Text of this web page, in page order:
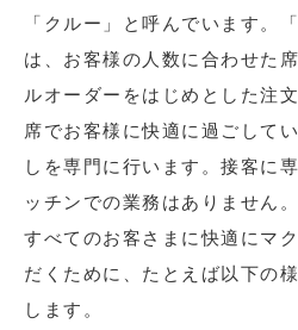
「クルー」と呼んでいます。
は、お客様の人数に合わせた
ルオーダーをはじめとした注
席でお客様に快適に過ごして
しを専門に行います。接客に
ッチンでの業務はありません。
すべてのお客さまに快適にマ
だくために、たとえば以下の
します。